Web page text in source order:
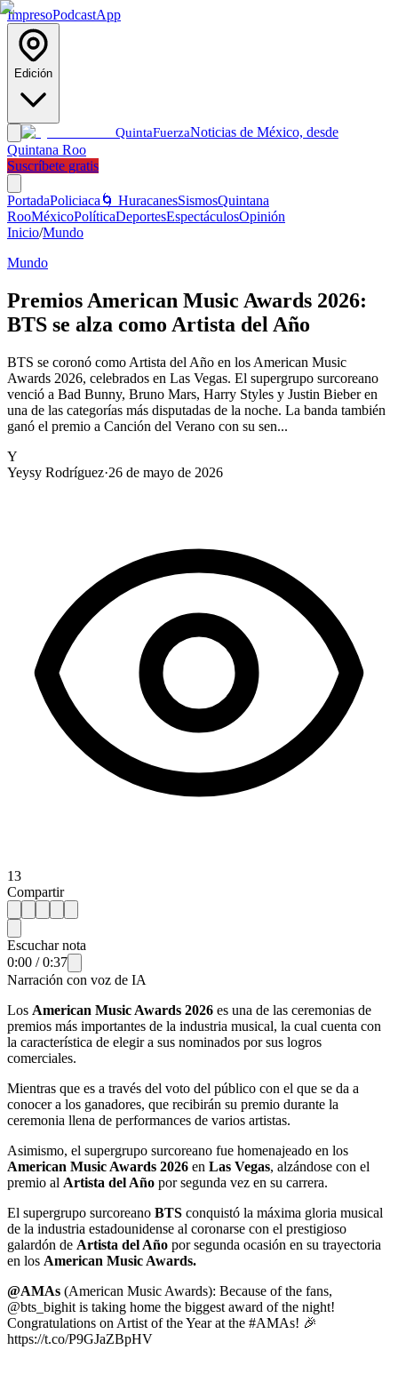
ImpresoPodcastApp
Edición
QuintaFuerzaNoticias de México, desde
Quintana Roo
Suscríbete gratis
PortadaPoliciaca 🌀 HuracanesSismosQuintana
RooMéxicoPolíticaDeportesEspectáculosOpinión
Inicio/Mundo
Mundo
Premios American Music Awards 2026:
BTS se alza como Artista del Año
BTS se coronó como Artista del Año en los American Music
Awards 2026, celebrados en Las Vegas. El supergrupo surcoreano
venció a Bad Bunny, Bruno Mars, Harry Styles y Justin Bieber en
una de las categorías más disputadas de la noche. La banda también
ganó el premio a Canción del Verano con su sen...
Y
Yeysy Rodríguez·26 de mayo de 2026
13
Compartir
Escuchar nota
0:00 /0:37
Narración con voz de IA
Los American Music Awards 2026 es una de las ceremonias de
premios más importantes de la industria musical, la cual cuenta con
la característica de elegir a sus nominados por sus logros
comerciales.
Mientras que es a través del voto del público con el que se da a
conocer a los ganadores, que recibirán su premio durante la
ceremonia llena de performances de varios artistas.
Asimismo, el supergrupo surcoreano fue homenajeado en los
American Music Awards 2026 en Las Vegas, alzándose con el
premio al Artista del Año por segunda vez en su carrera.
El supergrupo surcoreano BTS conquistó la máxima gloria musical
de la industria estadounidense al coronarse con el prestigioso
galardón de Artista del Año por segunda ocasión en su trayectoria
en los American Music Awards.
@AMAs (American Music Awards): Because of the fans,
@bts_bighit is taking home the biggest award of the night!
Congratulations on Artist of the Year at the #AMAs! 🎉
https://t.co/P9GJaZBpHV